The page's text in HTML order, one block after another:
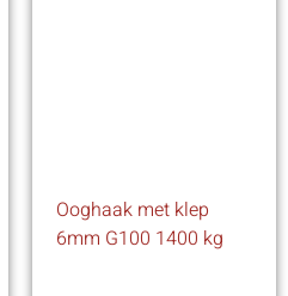
Ooghaak met klep
6mm G100 1400 kg